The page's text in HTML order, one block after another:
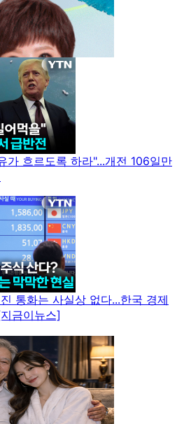
가 흐르도록 하라"...개전 106일만
통화는 사실상 없다...한국 경제
금이뉴스]